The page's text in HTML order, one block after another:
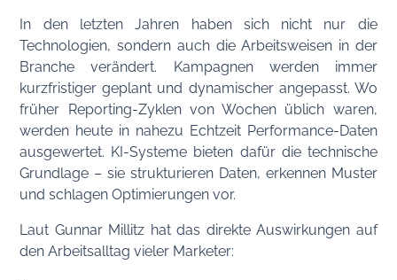
In den letzten Jahren haben sich nicht nur die
Technologien, sondern auch die Arbeitsweisen in der
Branche verändert. Kampagnen werden immer
kurzfristiger geplant und dynamischer angepasst. Wo
früher Reporting-Zyklen von Wochen üblich waren,
werden heute in nahezu Echtzeit Performance-Daten
ausgewertet. KI-Systeme bieten dafür die technische
Grundlage – sie strukturieren Daten, erkennen Muster
und schlagen Optimierungen vor.
Laut Gunnar Millitz hat das direkte Auswirkungen auf
den Arbeitsalltag vieler Marketer: